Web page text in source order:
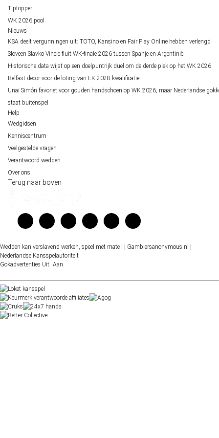
Tiptopper
WK 2026 pool
Nieuws
KSA deelt vergunningen uit: TOTO, Kansino en Fair Play Online hebben verlengd
Sloveen Slavko Vincic fluit WK-finale 2026 tussen Spanje en Argentinië
Historische data wijst op een doelpuntrijk duel om de derde plek op het WK 2026
Belfast decor voor de loting van EK 2028 kwalificatie
Unai Simón favoriet voor gouden handschoen op WK 2026, maar Nederlandse
staat buitenspel
Help
Wedgidsen
Kenniscentrum
Veelgestelde vragen
Verantwoord wedden
Over ons
Terug naar boven
Wedden kan verslavend werken, speel met mate | | Gamblersanonymous.nl |
Nederlandse Kansspelautoriteit
Gokadvertenties Uit Aan